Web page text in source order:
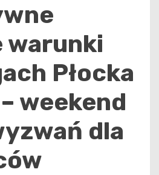
warunki
Płocka
weekend
dla